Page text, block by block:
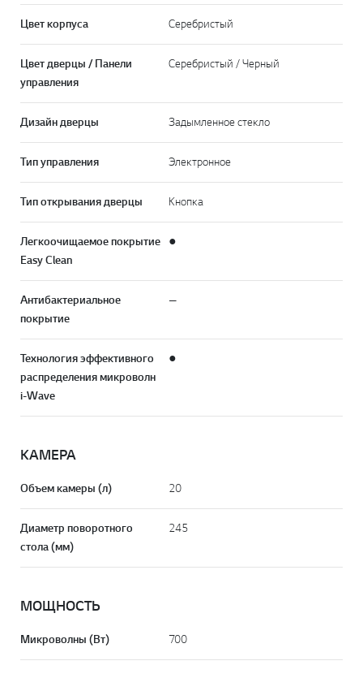
Цвет корпуса Серебристый
Цвет дверцы / Панели
управления
Серебристый / Черный
Дизайн дверцы Задымленное стекло
Тип управления Электронное
Тип открывания дверцы Кнопка
Легкоочищаемое покрытие
Easy Clean
●
Антибактериальное
покрытие
—
Технология эффективного
распределения микроволн
i-Wave
●
КАМЕРА
Объем камеры (л) 20
Диаметр поворотного
стола (мм)
245
МОЩНОСТЬ
Микроволны (Вт) 700